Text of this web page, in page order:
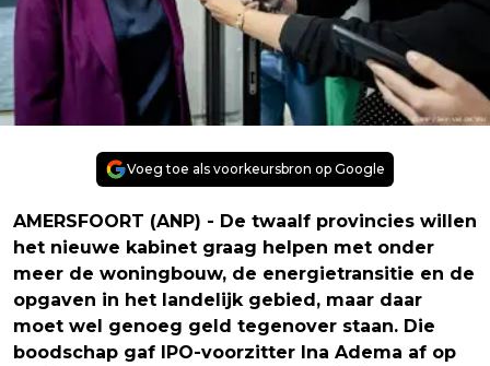
Voeg toe als voorkeursbron op Google
AMERSFOORT (ANP) - De twaalf provincies willen
het nieuwe kabinet graag helpen met onder
meer de woningbouw, de energietransitie en de
opgaven in het landelijk gebied, maar daar
moet wel genoeg geld tegenover staan. Die
boodschap gaf IPO-voorzitter Ina Adema af op